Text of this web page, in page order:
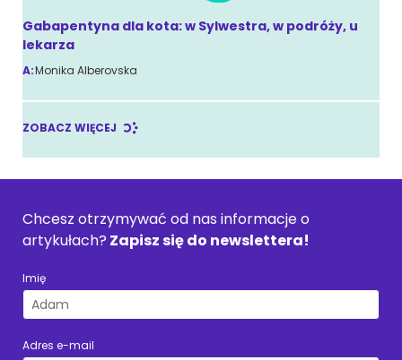
Gabapentyna dla kota: w Sylwestra, w podróży, u
lekarza
A:Monika Alberovska
ZOBACZ WIĘCEJ
Chcesz otrzymywać od nas informacje o
artykułach? Zapisz się do newslettera!
Imię
Adres e-mail